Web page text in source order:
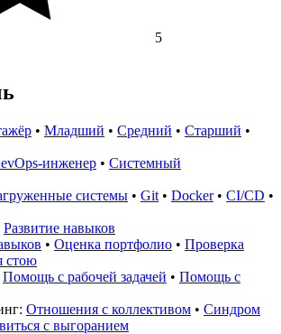
5
• Младший • Средний • Старший •
инженер • Системный
системы • Git • Docker• CI/CD •
Развитие навыков
• Оценка портфолио • Проверка
стою
Помощь с рабочей задачей • Помощь с
Отношения с коллективом • Синдром
с выгоранием